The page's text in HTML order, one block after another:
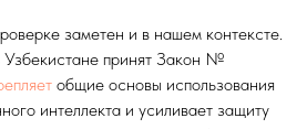
заметен и в нашем контексте.
принят Закон №
общие основы использования
интеллекта и усиливает защиту